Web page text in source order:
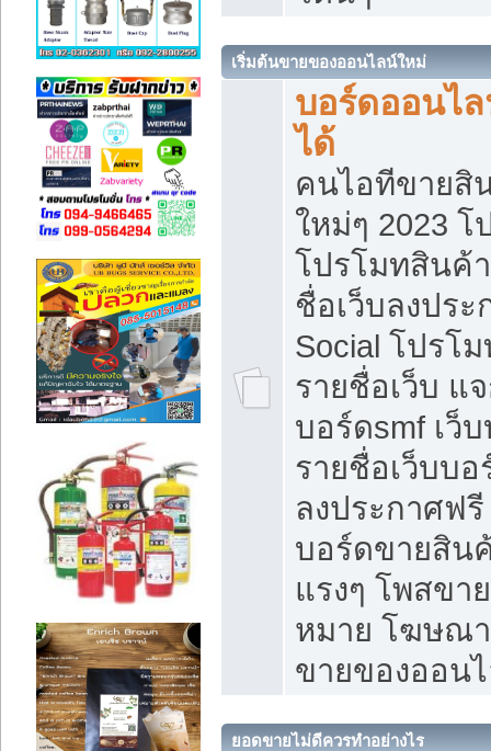
เริ่มต้นขายของออนไลน์ใหม่
บอร์ดออนไ
ได้
คนไอทีขายสิ
ใหม่ๆ 2023
โปรโมทสินค้
ชื่อเว็บลงปร
Social โปรโ
รายชื่อเว็บ แ
บอร์ดsmf เว็
รายชื่อเว็บบ
ลงประกาศฟรี
บอร์ดขายสิน
แรงๆ โพสขา
หมาย โฆษณ
ขายของออน
ยอดขายไม่ดีควรทำอย่างไร